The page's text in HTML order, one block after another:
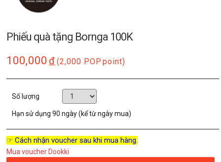
Phiếu quà tặng Bornga 100K
100,000 đ (2,000 POP point)
Số lượng
Hạn sử dụng90 ngày (kể từ ngày mua)
☞ Cách nhận voucher sau khi mua hàng.
Mua voucher Dookki